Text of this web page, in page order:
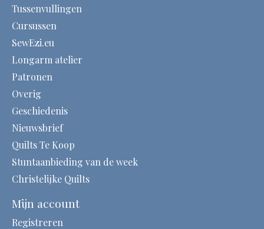
Tussenvullingen
Cursussen
SewEzi.eu
Longarm atelier
Patronen
Overig
Geschiedenis
Nieuwsbrief
Quilts Te Koop
Stuntaanbieding van de week
Christelijke Quilts
Mijn account
Registreren